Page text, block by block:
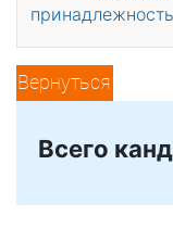
Вернуться
Всего